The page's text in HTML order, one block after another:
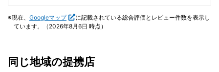
お土産に @redgoldjp のかわいいグッズの中にもちろん欧州
産のトマト缶も入ってました こちらを早速お店のメニューに
使わせていただく予定です トマト自体、トマトメニューを今
今回は貴重な夕食会にかき氷屋としてお招きいただきありが
とうございました 400年の歴史がある料亭河文さん！ 名古
ぶと、とても満足できるコースでした(๑•̀ㅂ•́)و✧ お料理は都
度変わると思いますので、今度はぜひもみじが色付く季節に
現在、 Googleマップ
に記載されている総合評価とレビュー件数を表示し
ています。（2026年8月6日 時点）
同じ地域の提携店